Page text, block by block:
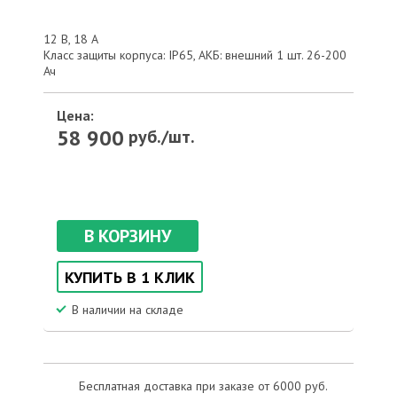
12 В, 18 А
Класс защиты корпуса: IP65, АКБ: внешний 1 шт. 26-200
Ач
Цена:
58 900 руб./шт.
В КОРЗИНУ
КУПИТЬ В 1 КЛИК
В наличии на складе
Бесплатная доставка при заказе от 6000 руб.